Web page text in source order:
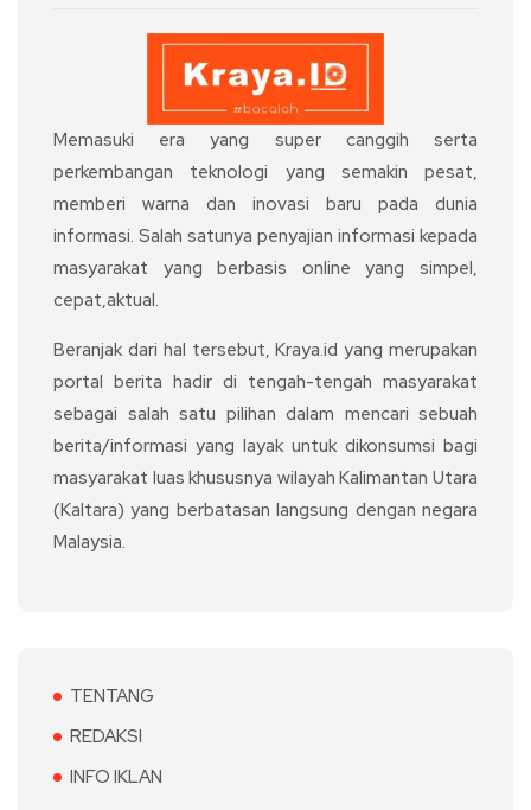
Memasuki era yang super canggih serta
perkembangan teknologi yang semakin pesat,
memberi warna dan inovasi baru pada dunia
informasi. Salah satunya penyajian informasi kepada
masyarakat yang berbasis online yang simpel,
cepat,aktual.
Beranjak dari hal tersebut, Kraya.id yang merupakan
portal berita hadir di tengah-tengah masyarakat
sebagai salah satu pilihan dalam mencari sebuah
berita/informasi yang layak untuk dikonsumsi bagi
masyarakat luas khususnya wilayah Kalimantan Utara
(Kaltara) yang berbatasan langsung dengan negara
Malaysia.
TENTANG
REDAKSI
INFO IKLAN